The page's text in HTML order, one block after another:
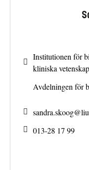
Institutionen för
kliniska
Avdelningen för
sandra.skoog@
013-28 17 99